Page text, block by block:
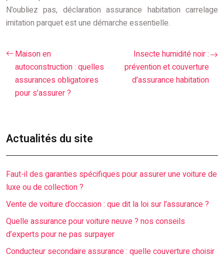
N’oubliez pas, déclaration assurance habitation carrelage
imitation parquet est une démarche essentielle.
Maison en
autoconstruction : quelles
assurances obligatoires
pour s’assurer ?
Insecte humidité noir :
prévention et couverture
d’assurance habitation
Actualités du site
Faut-il des garanties spécifiques pour assurer une voiture de
luxe ou de collection ?
Vente de voiture d’occasion : que dit la loi sur l’assurance ?
Quelle assurance pour voiture neuve ? nos conseils
d’experts pour ne pas surpayer
Conducteur secondaire assurance : quelle couverture choisir